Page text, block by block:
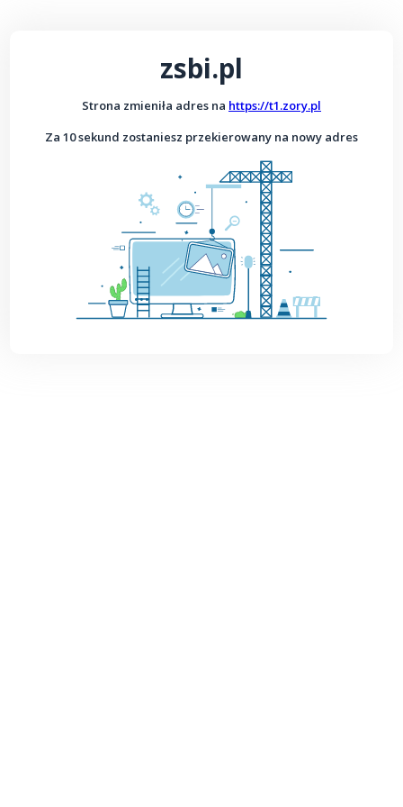
zsbi.pl
Strona zmieniła adres na https://t1.zory.pl
Za 10 sekund zostaniesz przekierowany na nowy adres